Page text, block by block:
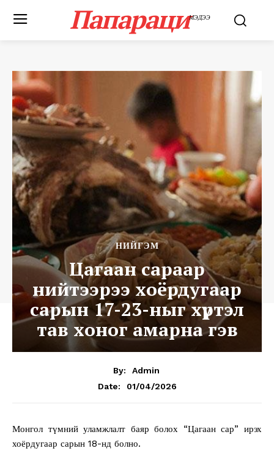
ПапарациМЭДЭЭ
НИЙГЭМ
Цагаан сараар
нийтээрээ хоёрдугаар
сарын 17-23-ныг хүртэл
тав хоног амарна гэв
By:
Admin
Date:
01/04/2026
Монгол түмний уламжлалт баяр болох “Цагаан сар” ирэх
хоёрдугаар сарын 18-нд болно.